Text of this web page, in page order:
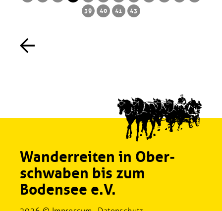
39 40 41 43
Wanderreiten in Ober­
schwaben bis zum
Bodensee e.V.